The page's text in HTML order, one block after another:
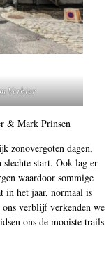
Verbier
& Mark Prinsen
zonovergoten dagen,
slechte start. Ook lag er
waardoor sommige
in het jaar, normaal is
verblijf verkenden we
ons de mooiste trails